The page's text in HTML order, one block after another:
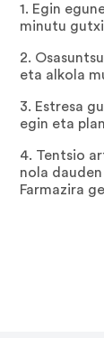
1. Egin
minutu
2.
eta alkola
3. Estresa
egin eta
4. Tentsio
nola
Farmazira